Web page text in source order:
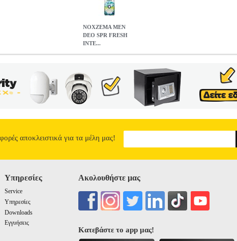
NOXZEMA MEN
DEO SPR FRESH
INTE...
ΑΠΟΣΜΗΤΙΚΑ Το ανδρικό αποσμητικό spray Noxzema Men Fresh
εξασφαλίζοντας αίσθηση φρεσκάδας που διαρκεί όλη την ημέρα. Με
παρατεταμένη δροσιά, ιδανική για απαιτητική
χαρίζουν έντονη φρεσκάδα και αίσθηση καθαριότητας,
από την υγρασία και τις δυσάρεστες οσμές, προσφέροντας
• Δερματολογικά ελεγμένο: Ναι • Χωρίς οινόπνευμα: Ναι •
χρήση NOXZEMA MEN DEO SPR FRESH INTENSE 3X150ML
αποκλειστικά για τα μέλη μας!
Υπηρεσίες
Service
Υπηρεσίες
Downloads
Εγγυήσεις
Ακολουθήστε μας
Κατεβάστε το app μας!